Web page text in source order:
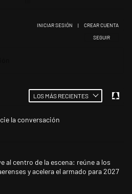
SIGA ESTA
SEGUIR
INICIAR SESIÓN | CREAR CUENTA
LOS MÁS RECIENTES
la conversación
con más comentarios en los últimos
título "Karina Milei vuelve al centro de
al centro de la escena: reúne a los
y acelera el armado para 2027